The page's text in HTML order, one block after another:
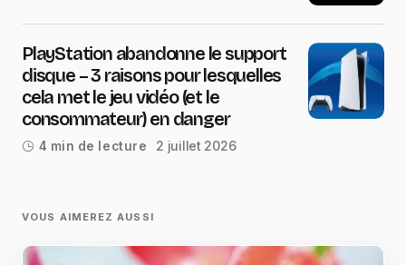
PlayStation abandonne le support
disque – 3 raisons pour lesquelles
cela met le jeu vidéo (et le
consommateur) en danger
4 min de lecture 2 juillet 2026
VOUS AIMEREZ AUSSI